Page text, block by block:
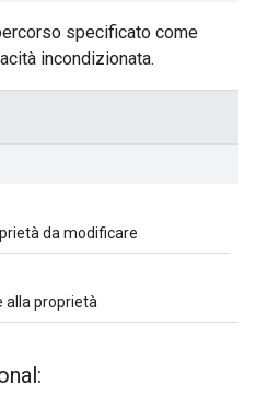
specificato come
incondizionata.
da modificare
alla proprietà